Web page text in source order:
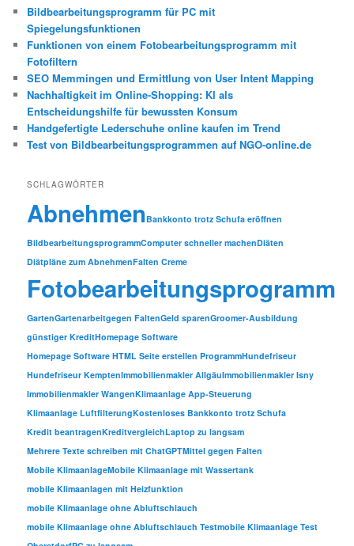
Bildbearbeitungsprogramm für PC mit
Spiegelungsfunktionen
Funktionen von einem Fotobearbeitungsprogramm mit
Fotofiltern
SEO Memmingen und Ermittlung von User Intent Mapping
Nachhaltigkeit im Online-Shopping: KI als
Entscheidungshilfe für bewussten Konsum
Handgefertigte Lederschuhe online kaufen im Trend
Test von Bildbearbeitungsprogrammen auf NGO-online.de
SCHLAGWÖRTER
AbnehmenBankkonto trotz Schufa eröffnen
BildbearbeitungsprogrammComputer schneller machenDiäten
Diätpläne zum AbnehmenFalten Creme
Fotobearbeitungsprogramm
GartenGartenarbeitgegen FaltenGeld sparenGroomer-Ausbildung
günstiger KreditHomepage Software
Homepage Software HTML Seite erstellen ProgrammHundefriseur
Hundefriseur KemptenImmobilienmakler AllgäuImmobilienmakler Isny
Immobilienmakler WangenKlimaanlage App-Steuerung
Klimaanlage LuftfilterungKostenloses Bankkonto trotz Schufa
Kredit beantragenKreditvergleichLaptop zu langsam
Mehrere Texte schreiben mit ChatGPTMittel gegen Falten
Mobile KlimaanlageMobile Klimaanlage mit Wassertank
mobile Klimaanlagen mit Heizfunktion
mobile Klimaanlage ohne Abluftschlauch
mobile Klimaanlage ohne Abluftschlauch Testmobile Klimaanlage Test